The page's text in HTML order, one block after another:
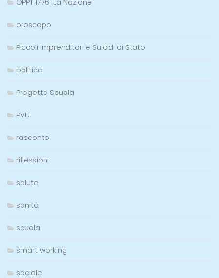
oroscopo
Piccoli Imprenditori e Suicidi di Stato
politica
Progetto Scuola
PVU
racconto
riflessioni
salute
sanità
scuola
smart working
sociale